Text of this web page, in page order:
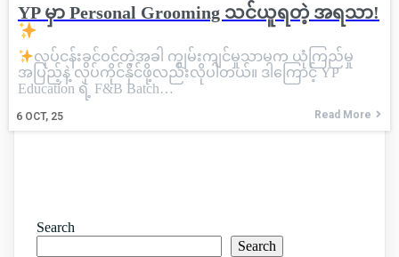
YP မှာ Personal Grooming သင်ယူရတဲ့ အရသာ!
6 OCT, 25
လုပ်ငန်းခွင်ဝင်တဲ့အခါ ကျွမ်းကျင်မှုသာမက ယုံကြည်မှု
အပြည့်နဲ့ လုပ်ကိုင်နိုင်ဖို့လည်းလိုပါတယ်။ ဒါကြောင့် YP
Education ရဲ့ F&B Batch…
Read More
Search
Search